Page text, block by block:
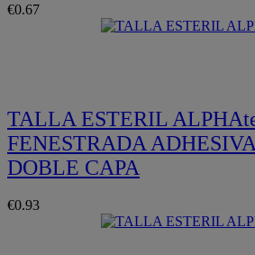
€0.67
TALLA ESTERIL
FENESTRADA
DOBLE CAPA
€0.93